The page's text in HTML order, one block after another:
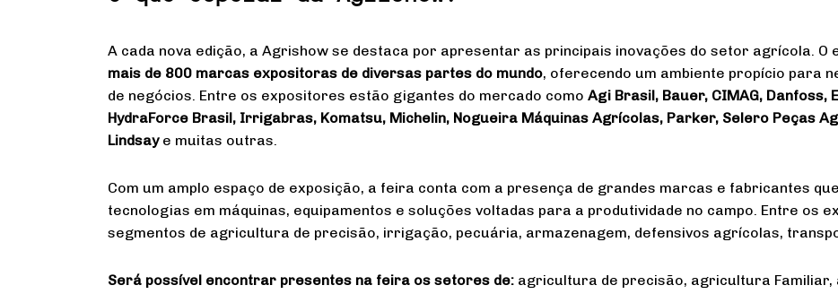
A cada nova edição, a Agrishow se destaca por apresentar as principais inovações do setor agrícola. O
mais de 800 marcas expositoras de diversas partes do mundo, oferecendo um ambiente propício para
de negócios. Entre os expositores estão gigantes do mercado como Agi Brasil, Bauer, CIMAG, Danfoss,
HydraForce Brasil, Irrigabras, Komatsu, Michelin, Nogueira Máquinas Agrícolas, Parker, Selero Peças
Lindsaye muitas outras.
Com um amplo espaço de exposição, a feira conta com a presença de grandes marcas e fabricantes
tecnologias em máquinas, equipamentos e soluções voltadas para a produtividade no campo. Entre os
segmentos de agricultura de precisão, irrigação, pecuária, armazenagem, defensivos agrícolas,
Será possível encontrar presentes na feira os setores de: agricultura de precisão, agricultura Familiar,